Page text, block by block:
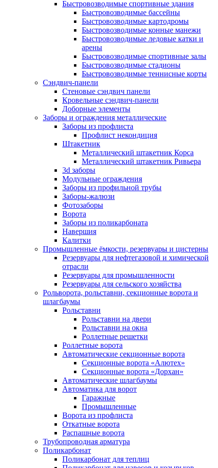
Быстровозводимые спортивные здания
Быстровозводимые бассейны
Быстровозводимые картодромы
Быстровозводимые конные манежи
Быстровозводимые ледовые катки и
арены
Быстровозводимые спортивные залы
Быстровозводимые стадионы
Быстровозводимые теннисные корты
Сэндвич-панели
Стеновые сэндвич панели
Кровельные сэндвич-панели
Доборные элементы
Заборы и ограждения металлические
Заборы из профлиста
Профлист некондиция
Штакетник
Металлический штакетник Корса
Металлический штакетник Ривьера
3d заборы
Модульные ограждения
Заборы из профильной трубы
Заборы-жалюзи
Фотозаборы
Ворота
Заборы из поликарбоната
Навершия
Калитки
Промышленные ёмкости, резервуары и цистерны
Резервуары для нефтегазовой и химической
отрасли
Резервуары для промышленности
Резервуары для сельского хозяйства
Рольворота, рольставни, секционные ворота и
шлагбаумы
Рольставни
Рольставни на двери
Рольставни на окна
Роллетные решетки
Роллетные ворота
Автоматические секционные ворота
Секционные ворота «Алютех»
Секционные ворота «Дорхан»
Автоматические шлагбаумы
Автоматика для ворот
Гаражные
Промышленные
Ворота из профлиста
Откатные ворота
Распашные ворота
Трубопроводная арматура
Поликарбонат
Поликарбонат для теплиц